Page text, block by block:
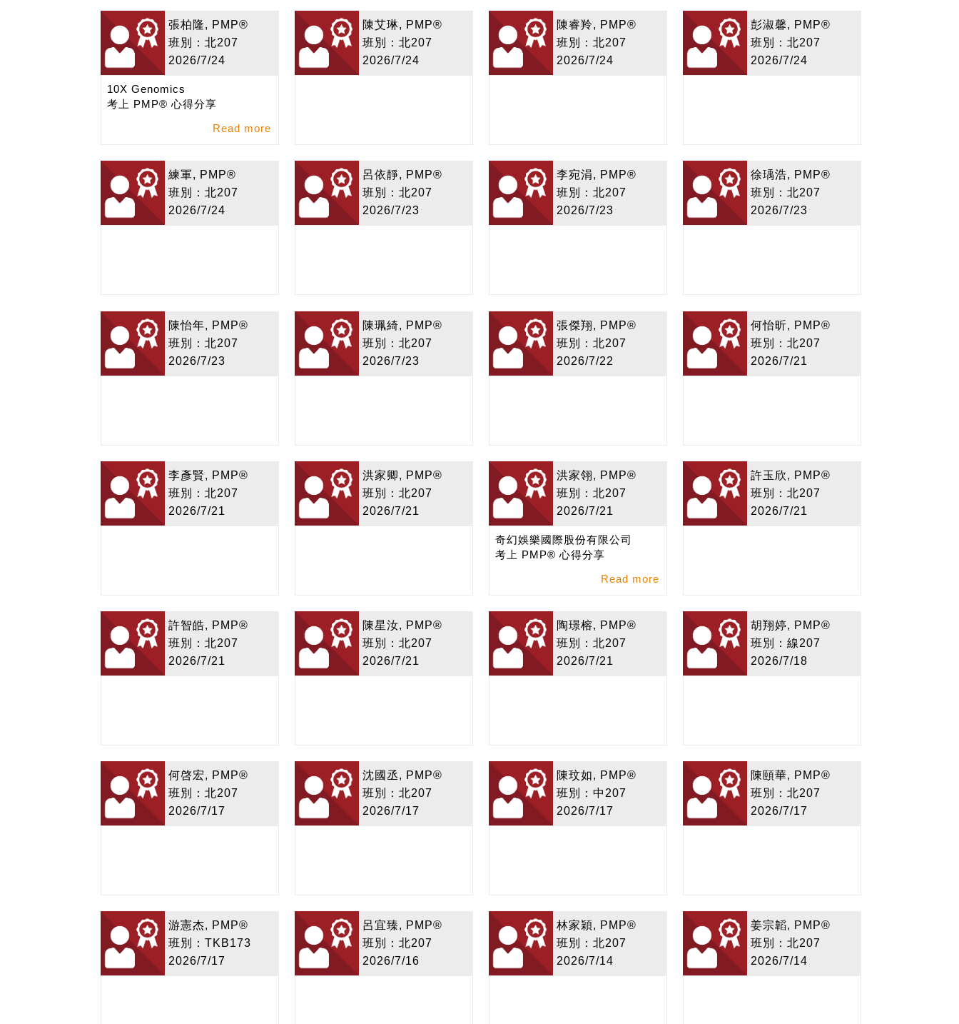
張柏隆, PMP®
班別：北207
2026/7/24
10X Genomics
考上 PMP® 心得分享
Read more
陳艾琳, PMP®
班別：北207
2026/7/24
陳睿羚, PMP®
班別：北207
2026/7/24
彭淑馨, PMP®
班別：北207
2026/7/24
練軍, PMP®
班別：北207
2026/7/24
呂依靜, PMP®
班別：北207
2026/7/23
李宛涓, PMP®
班別：北207
2026/7/23
徐瑀浩, PMP®
班別：北207
2026/7/23
陳怡年, PMP®
班別：北207
2026/7/23
陳珮綺, PMP®
班別：北207
2026/7/23
張傑翔, PMP®
班別：北207
2026/7/22
何怡昕, PMP®
班別：北207
2026/7/21
李彥賢, PMP®
班別：北207
2026/7/21
洪家卿, PMP®
班別：北207
2026/7/21
洪家翎, PMP®
班別：北207
2026/7/21
奇幻娛樂國際股份有限公司
考上 PMP® 心得分享
Read more
許玉欣, PMP®
班別：北207
2026/7/21
許智皓, PMP®
班別：北207
2026/7/21
陳星汝, PMP®
班別：北207
2026/7/21
陶璟榕, PMP®
班別：北207
2026/7/21
胡翔婷, PMP®
班別：線207
2026/7/18
何啓宏, PMP®
班別：北207
2026/7/17
沈國丞, PMP®
班別：北207
2026/7/17
陳玟如, PMP®
班別：中207
2026/7/17
陳頤華, PMP®
班別：北207
2026/7/17
游憲杰, PMP®
班別：TKB173
2026/7/17
呂宜臻, PMP®
班別：北207
2026/7/16
林家穎, PMP®
班別：北207
2026/7/14
姜宗韜, PMP®
班別：北207
2026/7/14